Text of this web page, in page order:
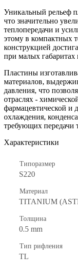
Уникальный рельеф
что значительно
теплопередачи и
этому в компактных
конструкцией
при малых габаритах
Пластины
материалов,
давления, что
отраслях -
фармацевтической и
охлаждения,
требующих передачи
Характеристики
Типоразмер
S220
Материал
TITANIUM
Толщина
0.5 mm
Тип рифления
TL